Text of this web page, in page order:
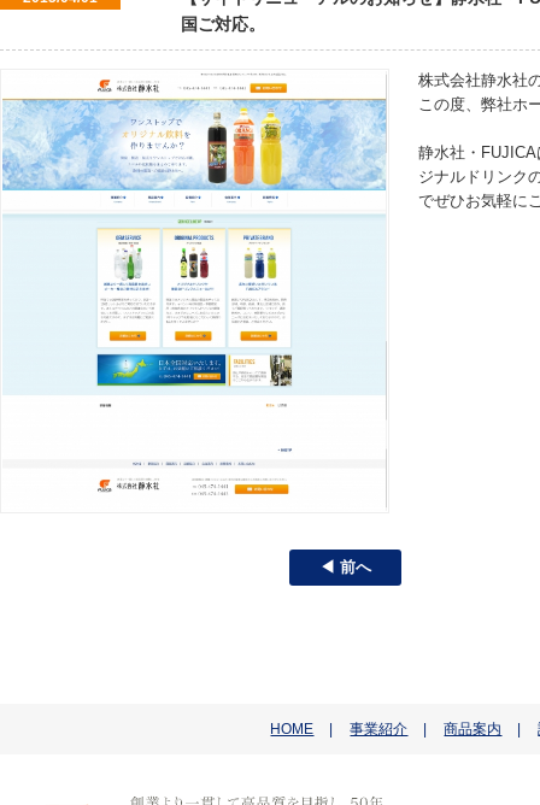
国ご対応。
株式会社静水社
この度、弊社ホ
静水社・
ジナルドリンク
でぜひお気軽に
◀ 前へ
HOME 事業紹介 商品案内